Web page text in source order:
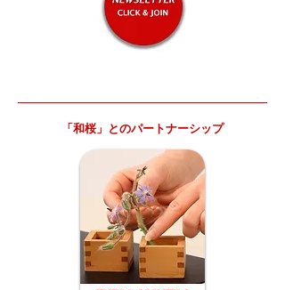
「和桜」とのパートナーシップ